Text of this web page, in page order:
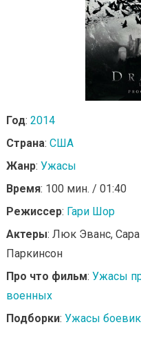
Год: 2014
Страна: США
Жанр: Ужасы
Время: 100 мин. / 01:40
Режиссер: Гари Шор
Актеры: Люк Эванс,
Паркинсон
Про что фильм: Ужасы
военных
Подборки: Ужасы